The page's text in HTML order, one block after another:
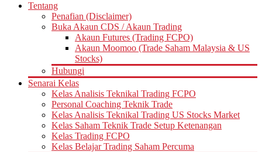
Tentang
Penafian (Disclaimer)
Buka Akaun CDS / Akaun Trading
Akaun Futures (Trading FCPO)
Akaun Moomoo (Trade Saham Malaysia & US
Stocks)
Hubungi
Senarai Kelas
Kelas Analisis Teknikal Trading FCPO
Personal Coaching Teknik Trade
Kelas Analisis Teknikal Trading US Stocks Market
Kelas Saham Teknik Trade Setup Ketenangan
Kelas Trading FCPO
Kelas Belajar Trading Saham Percuma